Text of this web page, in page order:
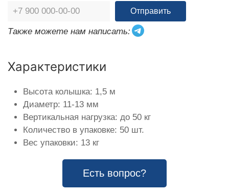
Отправить
Также можете нам написать:
Характеристики
Высота колышка: 1,5 м
Диаметр: 11-13 мм
Вертикальная нагрузка: до 50 кг
Количество в упаковке: 50 шт.
Вес упаковки: 13 кг
Есть вопрос?